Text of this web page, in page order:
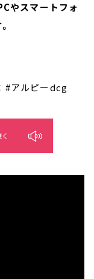
やスマートフォ
#アルピーdcg